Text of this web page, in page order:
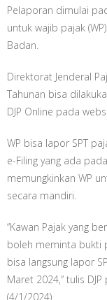
Pelaporan dimulai
untuk wajib pajak
Badan.
Direktorat Jenderal
Tahunan bisa
DJP Online pada
WP bisa lapor SPT
e-Filing yang ada
memungkinkan WP
secara mandiri.
“Kawan Pajak yang
boleh meminta bukti
bisa langsung lapor
Maret 2024,” tulis
(4/1/2024).